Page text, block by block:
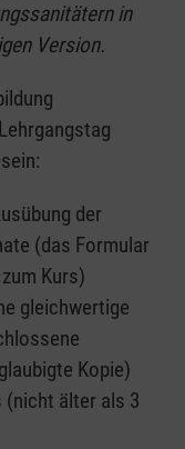
in
Version.
der
(das Formular
Kurs)
gleichwertige
Kopie)
(nicht älter als 3